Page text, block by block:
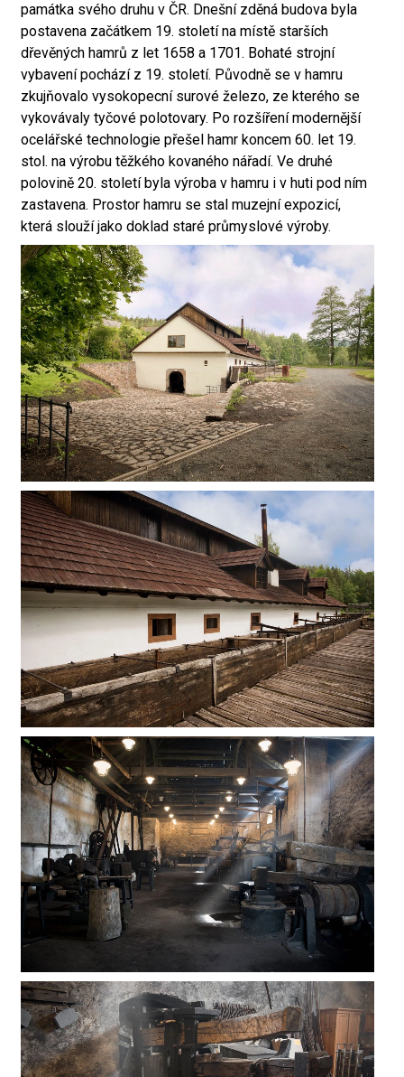
památka svého druhu v ČR. Dnešní zděná budova byla
postavena začátkem 19. století na místě starších
dřevěných hamrů z let 1658 a 1701. Bohaté strojní
vybavení pochází z 19. století. Původně se v hamru
zkujňovalo vysokopecní surové železo, ze kterého se
vykovávaly tyčové polotovary. Po rozšíření modernější
ocelářské technologie přešel hamr koncem 60. let 19.
stol. na výrobu těžkého kovaného nářadí. Ve druhé
polovině 20. století byla výroba v hamru i v huti pod ním
zastavena. Prostor hamru se stal muzejní expozicí,
která slouží jako doklad staré průmyslové výroby.